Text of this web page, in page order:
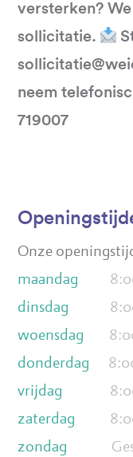
versterken?
sollicitatie.
neem
719007
Onze
maandag
dinsdag
woensdag
donderdag
vrijdag
zaterdag
zondag